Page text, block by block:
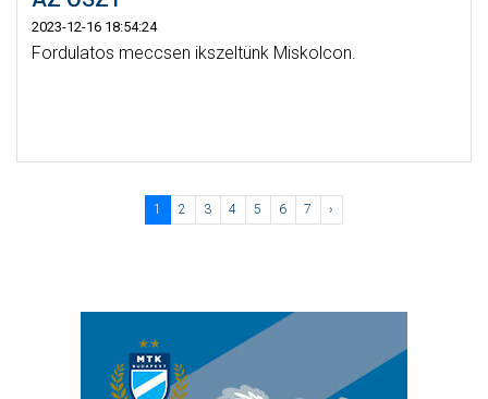
2023-12-16 18:54:24
Fordulatos meccsen ikszeltünk Miskolcon.
1 2 3 4 5 6 7 ›